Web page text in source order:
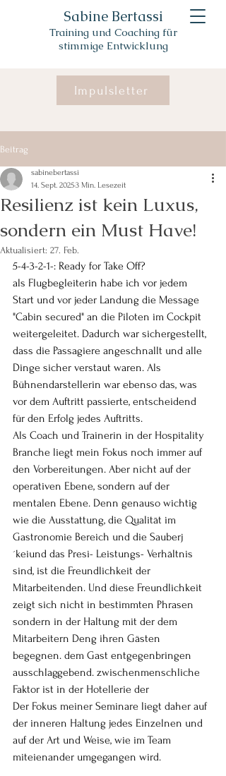
Sabine Bertassi
Training und Coaching für
stimmige Entwicklung
Impulsletter
Beitrag
Resilienz ist kein Luxus,
sondern ein Must Have!
sabinebertassi
14. Sept. 20253 Min. Lesezeit
Aktualisiert: 27. Feb.
5-4-3-2-1-: Ready for Take Off?
als Flugbegleiterin habe ich vor jedem
Start und vor jeder Landung die Message
"Cabin secured" an die Piloten im Cockpit
weitergeleitet. Dadurch war sichergestellt,
dass die Passagiere angeschnallt und alle
Dinge sicher verstaut waren. Als
Bühnendarstellerin war ebenso das, was
vor dem Auftritt passierte, entscheidend
für den Erfolg jedes Auftritts.
Als Coach und Trainerin in der Hospitality
Branche liegt mein Fokus noch immer auf
den Vorbereitungen. Aber nicht auf der
operativen Ebene, sondern auf der
mentalen Ebene. Denn genauso wichtig
wie die Ausstattung, die Qualität im
Gastronomie Bereich und die Sauberj
´keiund das Presi- Leistungs- Verhältnis
sind, ist die Freundlichkeit der
Mitarbeitenden. Und diese Freundlichkeit
zeigt sich nicht in bestimmten Phrasen
sondern in der Haltung mit der dem
Mitarbeitern Deng ihren Gästen
begegnen. dem Gast entgegenbringen
ausschlaggebend. zwischenmenschliche
Faktor ist in der Hotellerie der
Der Fokus meiner Seminare liegt daher auf
der inneren Haltung jedes Einzelnen und
auf der Art und Weise, wie im Team
miteienander umgegangen wird.